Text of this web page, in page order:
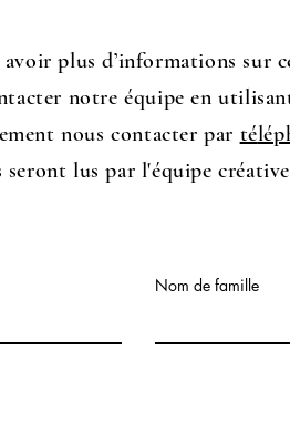
plus d’informations sur
notre équipe en
nous contacter par té
seront lus par l'équipe
Nom de famille